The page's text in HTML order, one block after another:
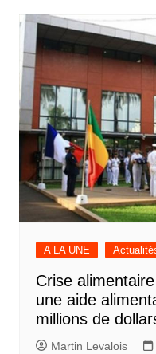
A LA UNE
Crise
une aide
millions de
Martin Levalois